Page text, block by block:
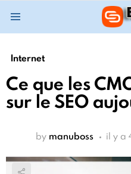
Internet
Ce que les
sur le SEO
by manuboss il y a